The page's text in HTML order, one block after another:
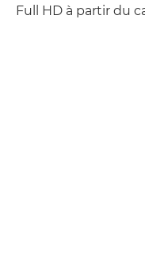
Full HD à partir du